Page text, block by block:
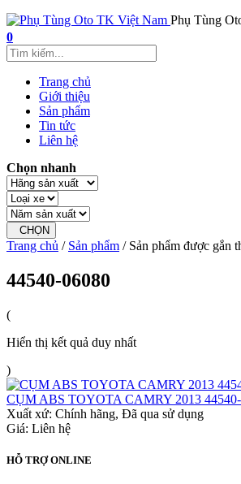
Phụ Tùng
0
Trang chủ
Giới thiệu
Sản phẩm
Tin tức
Liên hệ
Chọn nhanh
CHỌN
Trang chủ / Sản phẩm / Sản phẩm được gắn
44540-06080
(
Hiển thị kết quả duy nhất
)
CỤM ABS TOYOTA CAMRY 2013 44540-
Xuất xứ: Chính hãng, Đã qua sử dụng
Giá: Liên hệ
HỖ TRỢ ONLINE